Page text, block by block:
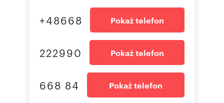
+48668 Pokaż telefon
222990 Pokaż telefon
668 84 Pokaż telefon